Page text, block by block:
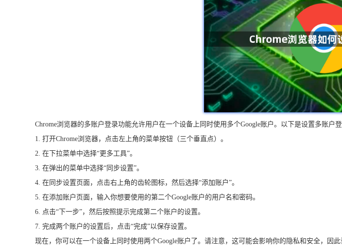
Chrome浏览器的多账户登录功能允许用户在一个设备上同时使用多个Google账户。以下是设置多账户登
1. 打开Chrome浏览器，点击左上角的菜单按钮（三个垂直点）。
2. 在下拉菜单中选择“更多工具”。
3. 在弹出的菜单中选择“同步设置”。
4. 在同步设置页面，点击右上角的齿轮图标，然后选择“添加账户”。
5. 在添加账户页面，输入你想要使用的第二个Google账户的用户名和密码。
6. 点击“下一步”，然后按照提示完成第二个账户的设置。
7. 完成两个账户的设置后，点击“完成”以保存设置。
现在，你可以在一个设备上同时使用两个Google账户了。请注意，这可能会影响你的隐私和安全，因